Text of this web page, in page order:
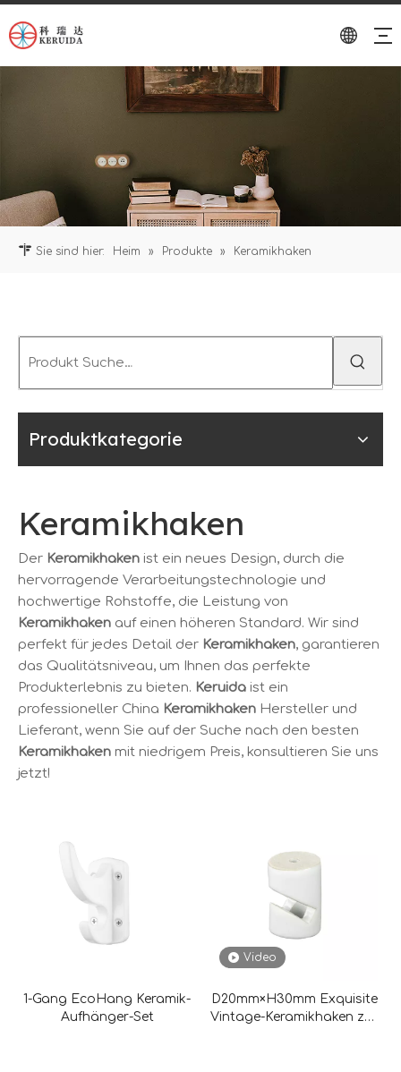
Sie sind hier: Heim » Produkte » Keramikhaken
Produktkategorie
Keramikhaken
Der Keramikhaken ist ein neues Design, durch die
hervorragende Verarbeitungstechnologie und
hochwertige Rohstoffe, die Leistung von
Keramikhaken auf einen höheren Standard. Wir sind
perfekt für jedes Detail der Keramikhaken, garantieren
das Qualitätsniveau, um Ihnen das perfekte
Produkterlebnis zu bieten. Keruida ist ein
professioneller China Keramikhaken Hersteller und
Lieferant, wenn Sie auf der Suche nach den besten
Keramikhaken mit niedrigem Preis, konsultieren Sie uns
jetzt!
1-Gang EcoHang Keramik-
Aufhänger-Set
Video
D20mm×H30mm Exquisite
Vintage-Keramikhaken zur